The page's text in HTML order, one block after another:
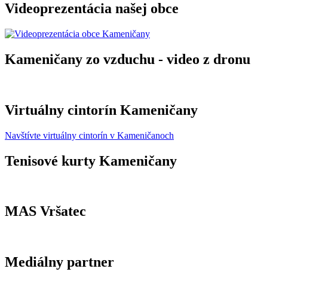
Videoprezentácia našej obce
Kameničany zo vzduchu - video z dronu
Virtuálny cintorín Kameničany
Navštívte virtuálny cintorín v Kameničanoch
Tenisové kurty Kameničany
MAS Vršatec
Mediálny partner